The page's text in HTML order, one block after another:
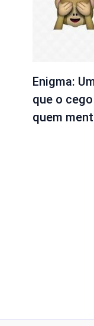
Enigma:
que o
quem